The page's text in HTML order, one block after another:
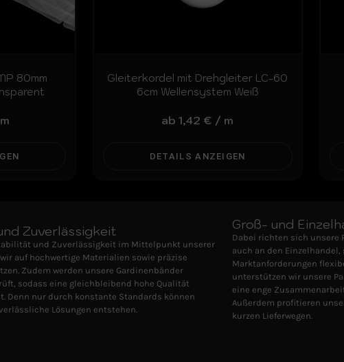
80mm
m
Gleiterkordel mit Drehgleiter LC-60
6cm Wellensystem Weiß
ab1,42 € / m
DETAILS ANZEIGEN
Zuverlässigkeit
und Zuverlässigkeit im Mittelpunkt unserer
auf hochwertige Materialien sowie präzise
Zudem werden unsere Gardinenbänder
sodass eine gleichbleibend hohe Qualität
Denn nur durch konstante Standards können
Lösungen entstehen.
Groß- und
Dabei richten sich unsere
auch an den
Marktanforderungen
unterstützen wir unsere
eine enge
Außerdem profitieren
kurzen Lieferwegen.